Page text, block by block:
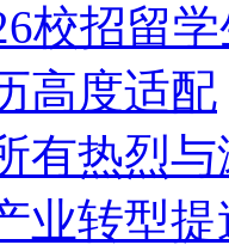
校招留
高度适配
有热烈
业转型